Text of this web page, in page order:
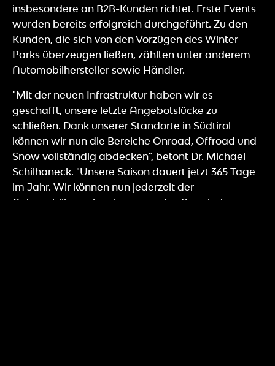
insbesondere an B2B-Kunden richtet. Erste Events
wurden bereits erfolgreich durchgeführt. Zu den
Kunden, die sich von den Vorzügen des Winter
Parks überzeugen ließen, zählten unter anderem
Automobilhersteller sowie Händler.
"Mit der neuen Infrastruktur haben wir es
geschafft, unsere letzte Angebotslücke zu
schließen. Dank unserer Standorte in Südtirol
können wir nun die Bereiche Onroad, Offroad und
Snow vollständig abdecken", betont Dr. Michael
Schilhaneck. "Unsere Saison dauert jetzt 365 Tage
im Jahr. Wir können nun jederzeit der
Automobilbranche ein passendes Angebot